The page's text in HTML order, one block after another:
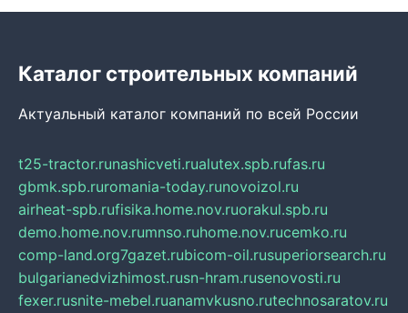
Каталог строительных компаний
Актуальный каталог компаний по всей России
t25-tractor.runashicveti.rualutex.spb.rufas.ru
gbmk.spb.ruromania-today.runovoizol.ru
airheat-spb.rufisika.home.nov.ruorakul.spb.ru
demo.home.nov.rumnso.ruhome.nov.rucemko.ru
comp-land.org7gazet.rubicom-oil.rusuperiorsearch.ru
bulgarianedvizhimost.rusn-hram.rusenovosti.ru
fexer.rusnite-mebel.ruanamvkusno.rutechnosaratov.ru